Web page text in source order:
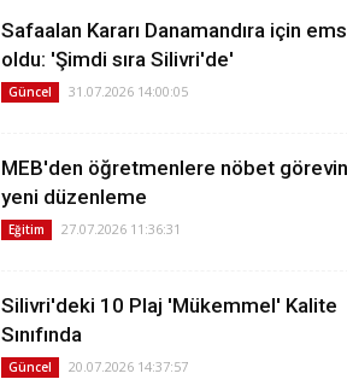
Safaalan Kararı Danamandıra için
oldu: 'Şimdi sıra Silivri'de'
Güncel 31.07.2026 14:00:05
MEB'den öğretmenlere nöbet
yeni düzenleme
Eğitim 27.07.2026 11:36:31
Silivri'deki 10 Plaj 'Mükemmel' Kalite
Sınıfında
Güncel 20.07.2026 14:37:57